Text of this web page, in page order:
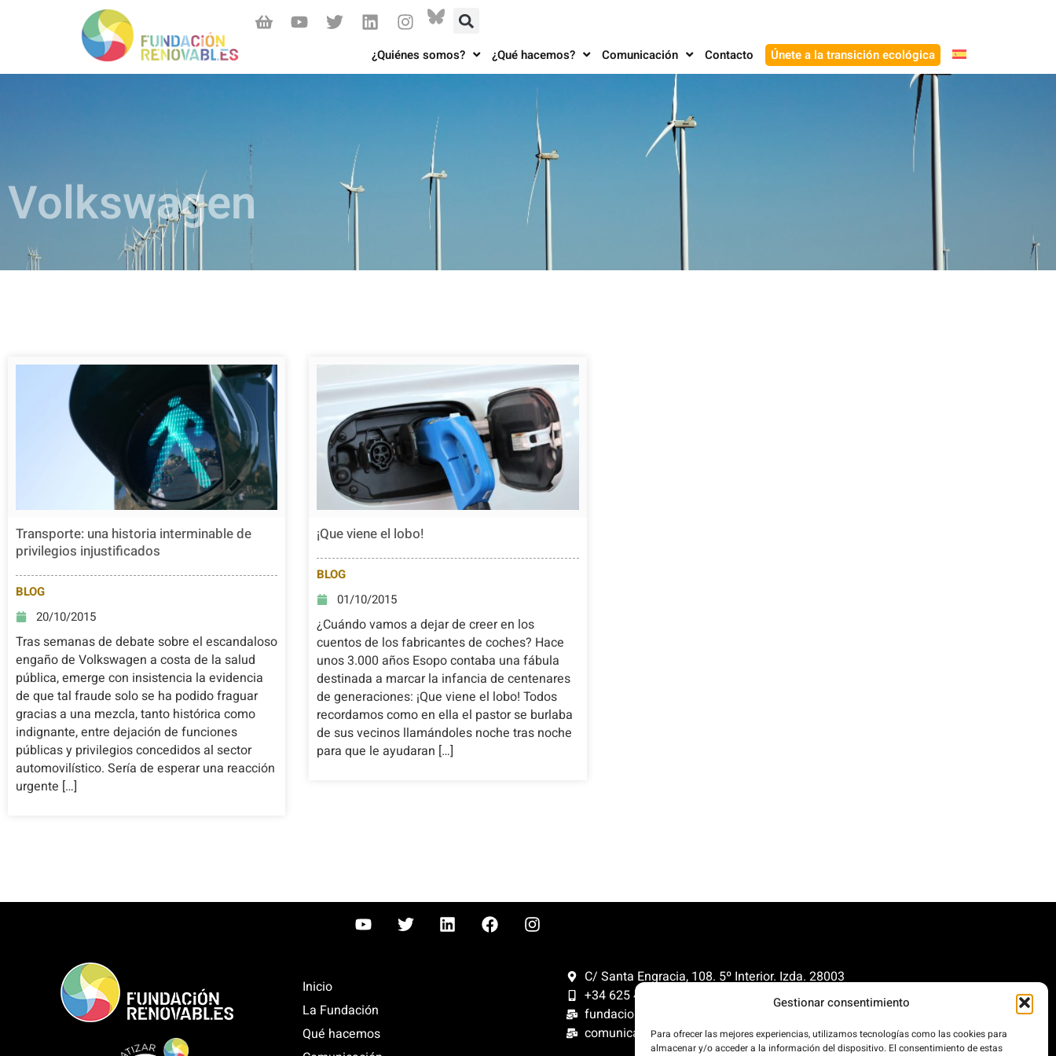
Gestionar consentimiento
Para ofrecer las mejores experiencias, utilizamos tecnologías como las cookies para
almacenar y/o acceder a la información del dispositivo. El consentimiento de estas
¿Quiénes somos? ¿Qué hacemos? Comunicación Contacto Únete a la transición ecológica
Volkswagen
Transporte: una historia interminable de
privilegios injustificados
BLOG
20/10/2015
Tras semanas de debate sobre el escandaloso
engaño de Volkswagen a costa de la salud
pública, emerge con insistencia la evidencia
de que tal fraude solo se ha podido fraguar
gracias a una mezcla, tanto histórica como
indignante, entre dejación de funciones
públicas y privilegios concedidos al sector
automovilístico. Sería de esperar una reacción
urgente […]
¡Que viene el lobo!
BLOG
01/10/2015
¿Cuándo vamos a dejar de creer en los
cuentos de los fabricantes de coches? Hace
unos 3.000 años Esopo contaba una fábula
destinada a marcar la infancia de centenares
de generaciones: ¡Que viene el lobo! Todos
recordamos como en ella el pastor se burlaba
de sus vecinos llamándoles noche tras noche
para que le ayudaran […]
Inicio
La Fundación
Qué hacemos
C/ Santa Engracia, 108. 5º Interior. Izda. 28003
+34 625 47 42 11
fundacion@fundacionrenovables.org
comunicacion@fundacionrenovables.org